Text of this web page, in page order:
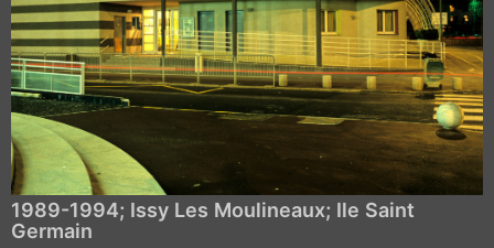
1989-1994; Issy Les Moulineaux; Ile Saint
Germain